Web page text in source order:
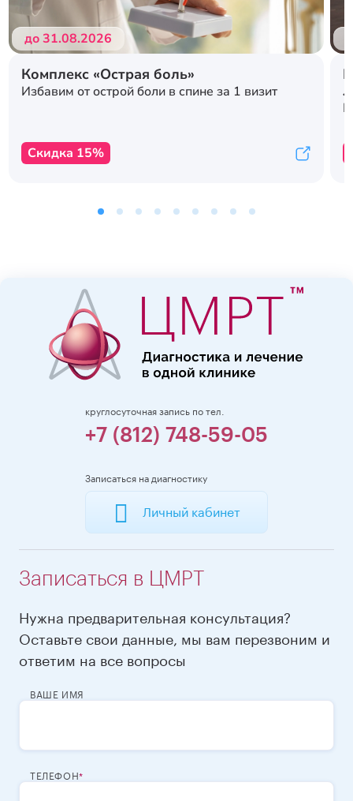
до 31.08.2026
Комплекс «Острая боль»
Избавим от острой боли в спине за 1 визит
Скидка 15%
круглосуточная запись по тел.
+7 (812) 748-59-05
Записаться на диагностику
Личный кабинет
Записаться в ЦМРТ
Нужна предварительная консультация?
Оставьте свои данные, мы вам перезвоним и
ответим на все вопросы
ВАШЕ ИМЯ
ТЕЛЕФОН